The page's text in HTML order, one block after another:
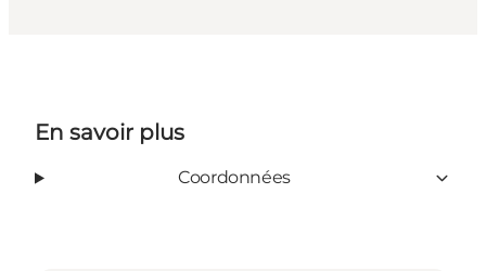
En savoir plus
Coordonnées